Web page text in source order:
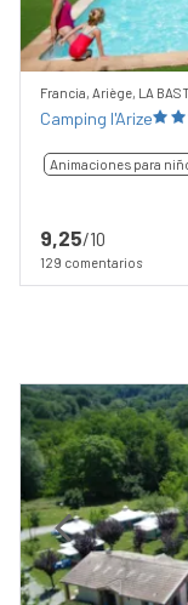
Francia, Ariège, LA
Camping l'Arize
Animaciones para
9,25/10
129 comentarios
Previous